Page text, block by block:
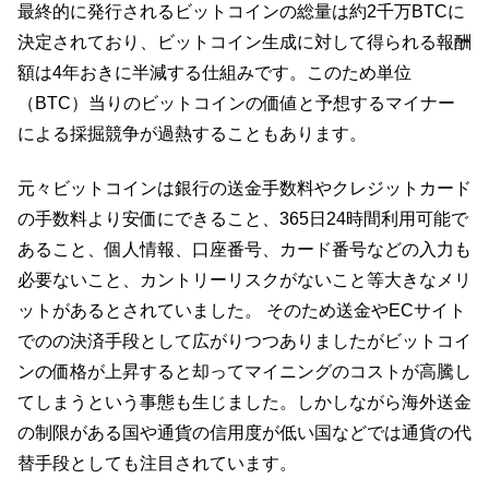
最終的に発行されるビットコインの総量は約2千万BTCに
決定されており、ビットコイン生成に対して得られる報酬
額は4年おきに半減する仕組みです。このため単位
（BTC）当りのビットコインの価値と予想するマイナー
による採掘競争が過熱することもあります。
元々ビットコインは銀行の送金手数料やクレジットカード
の手数料より安価にできること、365日24時間利用可能で
あること、個人情報、口座番号、カード番号などの入力も
必要ないこと、カントリーリスクがないこと等大きなメリ
ットがあるとされていました。 そのため送金やECサイト
でのの決済手段として広がりつつありましたがビットコイ
ンの価格が上昇すると却ってマイニングのコストが高騰し
てしまうという事態も生じました。しかしながら海外送金
の制限がある国や通貨の信用度が低い国などでは通貨の代
替手段としても注目されています。